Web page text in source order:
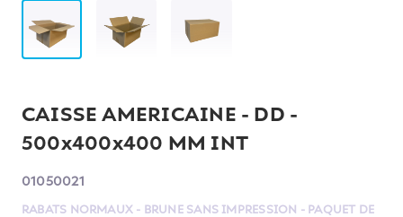
CAISSE AMERICAINE - DD -
500x400x400 MM INT
01050021
RABATS NORMAUX - BRUNE SANS IMPRESSION - PAQUET DE